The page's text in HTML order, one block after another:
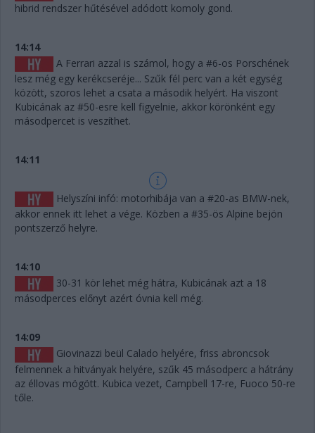
hibrid rendszer hűtésével adódott komoly gond.
14:14
A Ferrari azzal is számol, hogy a #6-os Porschének
lesz még egy kerékcseréje... Szűk fél perc van a két egység
között, szoros lehet a csata a második helyért. Ha viszont
Kubicának az #50-esre kell figyelnie, akkor körönként egy
másodpercet is veszíthet.
14:11
Helyszíni infó: motorhibája van a #20-as BMW-nek,
akkor ennek itt lehet a vége. Közben a #35-ös Alpine bejön
pontszerző helyre.
14:10
30-31 kör lehet még hátra, Kubicának azt a 18
másodperces előnyt azért óvnia kell még.
14:09
Giovinazzi beül Calado helyére, friss abroncsok
felmennek a hitványak helyére, szűk 45 másodperc a hátrány
az éllovas mögött. Kubica vezet, Campbell 17-re, Fuoco 50-re
tőle.